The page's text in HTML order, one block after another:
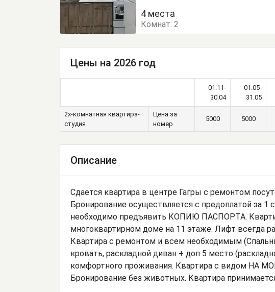
4 места
Комнат:2
Цены на 2026 год
01.11-
30.04
01.05-
31.05
2х-комнатная квартира-
студия
Цена за
номер
5000 5000
Описание
Сдается квартира в центре Гагры с ремонтом
Бронирование осуществляется с предоплатой за
необходимо предъявить КОПИЮ ПАСПОРТА.
многоквартирном доме на 11 этаже. Лифт всегда
Квартира с ремонтом и всем необходимым
кровать, раскладной диван + доп 5 место
комфортного проживания. Квартира с видом НА
Бронирование без животных. Квартира